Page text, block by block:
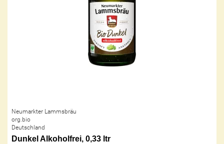
Neumarkter Lammsbräu
org.bio
Deutschland
Dunkel Alkoholfrei, 0,33 ltr